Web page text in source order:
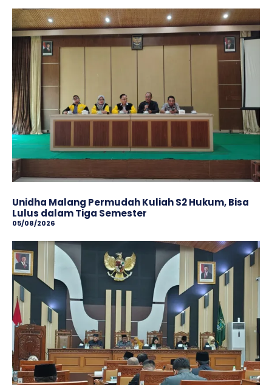
Unidha Malang Permudah Kuliah S2 Hukum, Bisa
Lulus dalam Tiga Semester
05/08/2026